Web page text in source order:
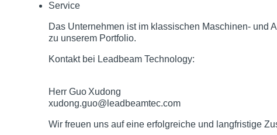
Service
Das Unternehmen ist im klassischen Maschinen‑
zu unserem Portfolio.
Kontakt bei Leadbeam Technology:
Herr Guo Xudong
xudong.guo@leadbeamtec.com
Wir freuen uns auf eine erfolgreiche und langfristige